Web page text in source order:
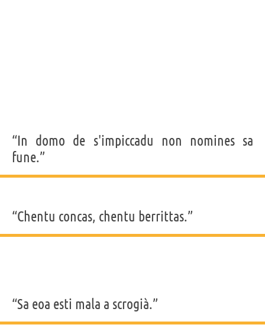
“In domo de s'impiccadu non nomines sa
fune.”
“Chentu concas, chentu berrittas.”
“Sa eoa esti mala a scrogià.”